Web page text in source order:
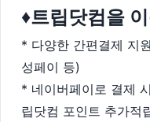
♦트립닷컴을
* 다양한 간편결제 지
성페이 등)
* 네이버페이로 결제
립닷컴 포인트 추가적